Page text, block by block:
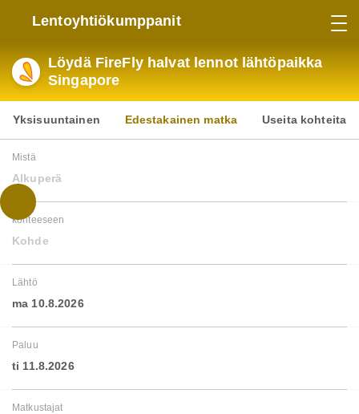
Lentoyhtiökumppanit
Löydä FireFly halvat lennot lähtöpaikka
Singapore
Yksisuuntainen Edestakainen matka Useita kohteita
Mistä
Alkuperä
kohteeseen
Kohde
Lähtö
ma 10.8.2026
Paluu
ti 11.8.2026
Matkustajat